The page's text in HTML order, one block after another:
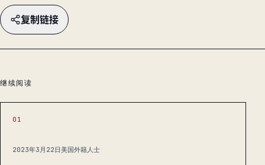
复制链接
继续阅读
01
2023年3月22日美国外籍人士